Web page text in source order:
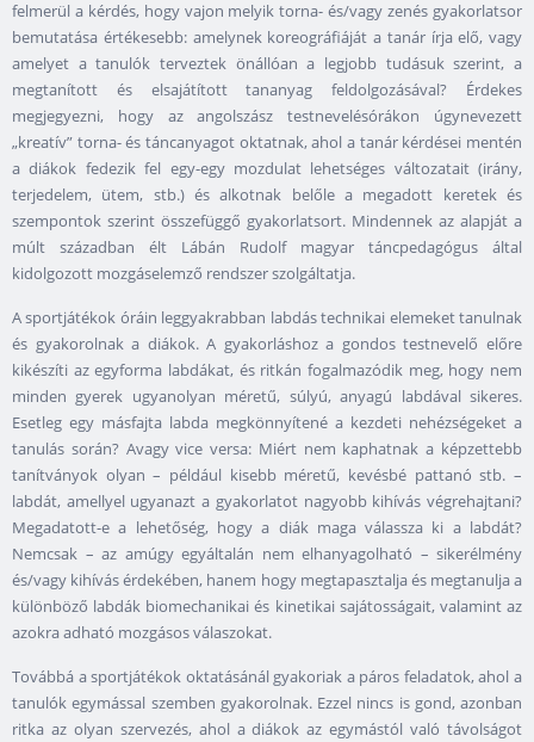
felmerül a kérdés, hogy vajon melyik torna- és/vagy zenés gyakorlatsor
bemutatása értékesebb: amelynek koreográfiáját a tanár írja elő, vagy
amelyet a tanulók terveztek önállóan a legjobb tudásuk szerint, a
megtanított és elsajátított tananyag feldolgozásával? Érdekes
megjegyezni, hogy az angolszász testnevelésórákon úgynevezett
„kreatív” torna- és táncanyagot oktatnak, ahol a tanár kérdései mentén
a diákok fedezik fel egy-egy mozdulat lehetséges változatait (irány,
terjedelem, ütem, stb.) és alkotnak belőle a megadott keretek és
szempontok szerint összefüggő gyakorlatsort. Mindennek az alapját a
múlt században élt Lábán Rudolf magyar táncpedagógus által
kidolgozott mozgáselemző rendszer szolgáltatja.
A sportjátékok óráin leggyakrabban labdás technikai elemeket tanulnak
és gyakorolnak a diákok. A gyakorláshoz a gondos testnevelő előre
kikészíti az egyforma labdákat, és ritkán fogalmazódik meg, hogy nem
minden gyerek ugyanolyan méretű, súlyú, anyagú labdával sikeres.
Esetleg egy másfajta labda megkönnyítené a kezdeti nehézségeket a
tanulás során? Avagy vice versa: Miért nem kaphatnak a képzettebb
tanítványok olyan – például kisebb méretű, kevésbé pattanó stb. –
labdát, amellyel ugyanazt a gyakorlatot nagyobb kihívás végrehajtani?
Megadatott-e a lehetőség, hogy a diák maga válassza ki a labdát?
Nemcsak – az amúgy egyáltalán nem elhanyagolható – sikerélmény
és/vagy kihívás érdekében, hanem hogy megtapasztalja és megtanulja a
különböző labdák biomechanikai és kinetikai sajátosságait, valamint az
azokra adható mozgásos válaszokat.
Továbbá a sportjátékok oktatásánál gyakoriak a páros feladatok, ahol a
tanulók egymással szemben gyakorolnak. Ezzel nincs is gond, azonban
ritka az olyan szervezés, ahol a diákok az egymástól való távolságot